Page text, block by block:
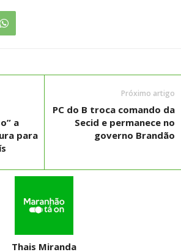
a
para
Próximo artigo
PC do B troca comando da
Secid e permanece no
governo Brandão
Thais Miranda